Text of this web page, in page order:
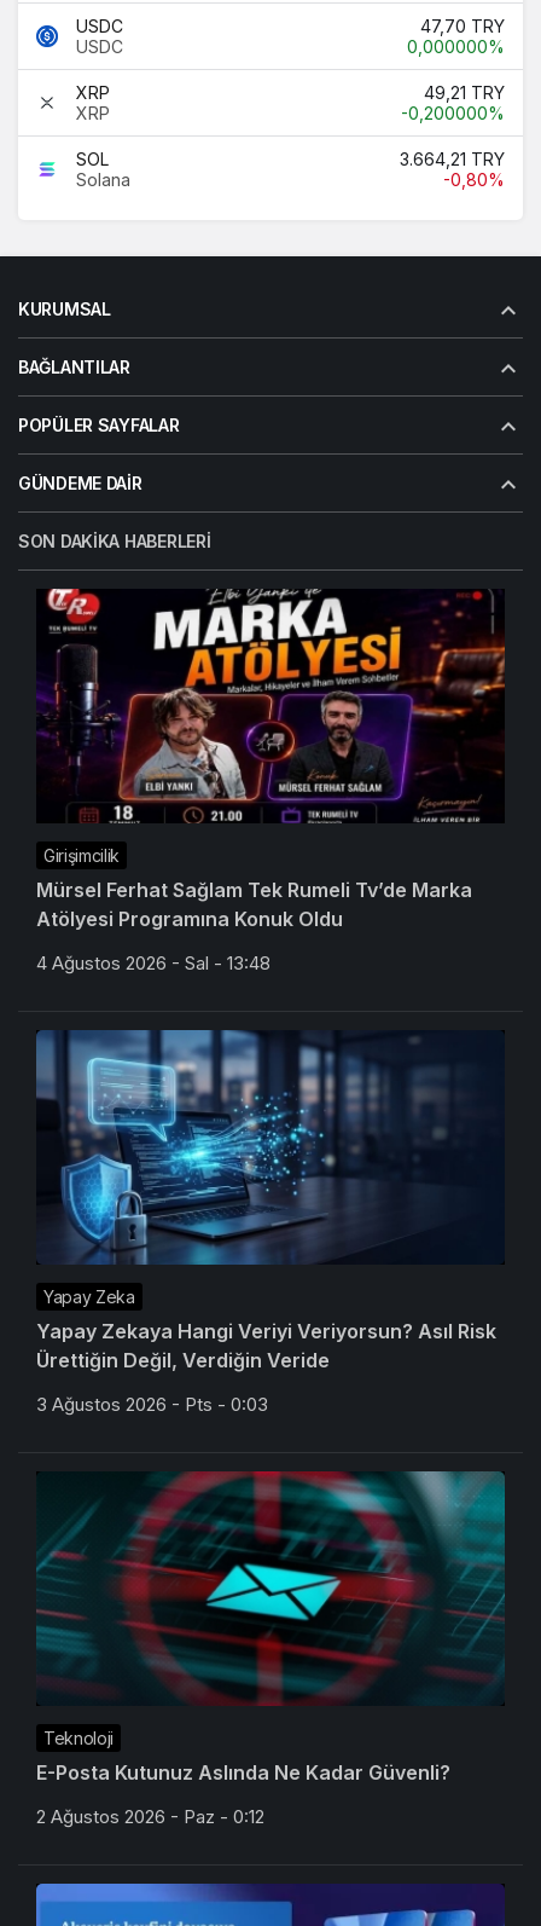
USDC
USDC
47,70 TRY
0,000000%
XRP
XRP
49,21 TRY
-0,200000%
SOL
Solana
3.664,21 TRY
-0,80%
KURUMSAL
BAĞLANTILAR
POPÜLER SAYFALAR
GÜNDEME DAIR
SON DAKIKA HABERLERI
Girişimcilik
Mürsel Ferhat Sağlam Tek Rumeli Tv’de Marka
Atölyesi Programına Konuk Oldu
4 Ağustos 2026 - Sal - 13:48
Yapay Zeka
Yapay Zekaya Hangi Veriyi Veriyorsun? Asıl Risk
Ürettiğin Değil, Verdiğin Veride
3 Ağustos 2026 - Pts - 0:03
Teknoloji
E-Posta Kutunuz Aslında Ne Kadar Güvenli?
2 Ağustos 2026 - Paz - 0:12